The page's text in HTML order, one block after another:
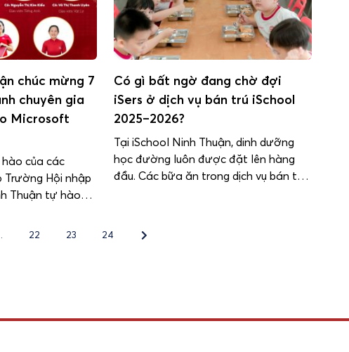
chúc mừng 7
chuyên gia
Microsoft
của các
Trường Hội nhập
Thuận tự hào
Educator
Có gì bất ngờ đang chờ đợi
iSers ở dịch vụ bán trú iSchool
2025–2026?
Tại iSchool Ninh Thuận, dinh dưỡng
học đường luôn được đặt lên hàng
đầu. Các bữa ăn trong dịch vụ bán trú
cho sự phát triển toàn diện về thể
22 23 24